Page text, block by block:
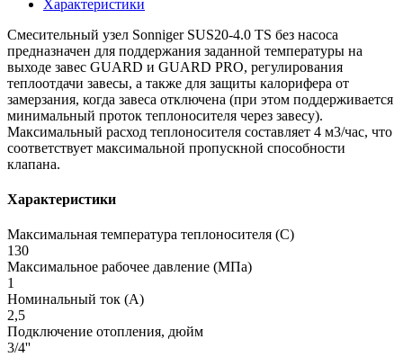
Характеристики
Смесительный узел Sonniger SUS20-4.0 TS без насоса
предназначен для поддержания заданной температуры на
выходе завес GUARD и GUARD PRO, регулирования
теплоотдачи завесы, а также для защиты калорифера от
замерзания, когда завеса отключена (при этом поддерживается
минимальный проток теплоносителя через завесу).
Максимальный расход теплоносителя составляет 4 м3/час, что
соответствует максимальной пропускной способности
клапана.
Характеристики
Максимальная температура теплоносителя (С)
130
Максимальное рабочее давление (МПа)
1
Номинальный ток (А)
2,5
Подключение отопления, дюйм
3/4''